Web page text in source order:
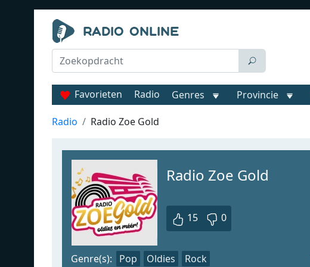
Favorieten Radio Genres Provincie
Radio Radio Zoe Gold
Radio Zoe Gold
15 0
Genre(s): Pop Oldies Rock